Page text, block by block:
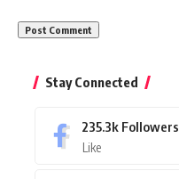
Stay Connected
235.3k Followers
Like